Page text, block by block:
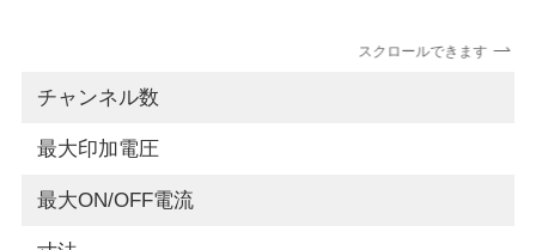
スクロールできます
チャンネル数
最大印加電圧
最大ON/OFF電流